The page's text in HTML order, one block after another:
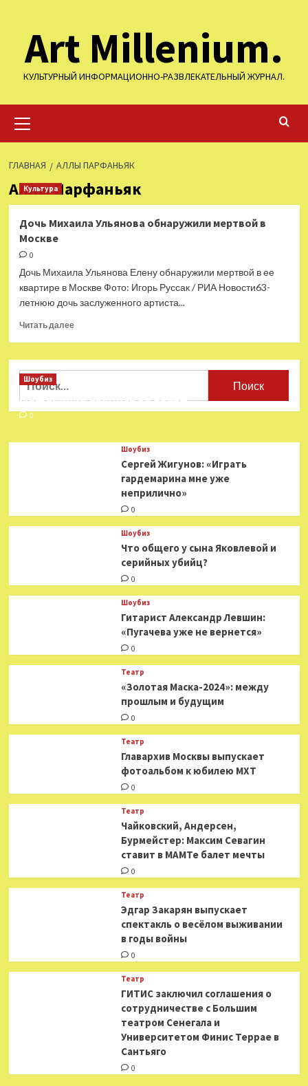
содержимому
Art Millenium.
КУЛЬТУРНЫЙ ИНФОРМАЦИОННО-РАЗВЛЕКАТЕЛЬНЫЙ ЖУРНАЛ.
меню
ГЛАВНАЯ АЛЛЫ ПАРФАНЬЯК
Аллы Парфаньяк
Культура
Дочь Михаила Ульянова обнаружили мертвой в
Москве
0
Дочь Михаила Ульянова Елену обнаружили мертвой в ее
квартире в Москве Фото: Игорь Руссак / РИА Новости63-
летнюю дочь заслуженного артиста...
Читать далееПрочитать
Дочь
обнаружили
мертвой
Москве
Найти:
Шоубиз
Мошенники взялись за звезд
0
Шоубиз
Сергей Жигунов: «Играть
гардемарина мне уже
неприлично»
0
Шоубиз
Что общего у сына Яковлевой и
серийных убийц?
0
Шоубиз
Гитарист Александр Левшин:
«Пугачева уже не вернется»
0
Театр
«Золотая Маска-2024»: между
прошлым и будущим
0
Театр
​​Главархив Москвы выпускает
фотоальбом к юбилею МХТ
0
Театр
​​Чайковский, Андерсен,
Бурмейстер: Максим Севагин
ставит в МАМТе балет мечты
0
Театр
Эдгар Закарян выпускает
спектакль о весёлом выживании
в годы войны
0
Театр
ГИТИС заключил соглашения о
сотрудничестве с Большим
театром Сенегала и
Университетом Финис Террае в
Сантьяго
0